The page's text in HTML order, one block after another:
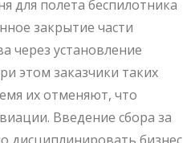
для полета беспилотника
закрытие части
через установление
этом заказчики таких
их отменяют, что
Введение сбора за